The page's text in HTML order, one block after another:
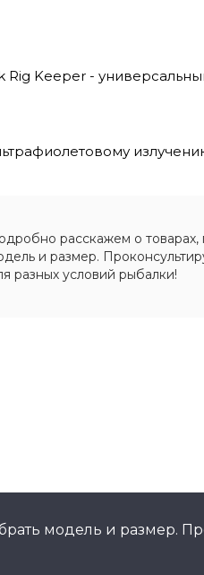
Keeper -
расскажем о
и размер.
разных условий рыбалки!
модель и размер.